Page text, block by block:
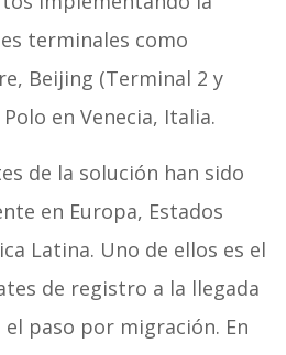
terminales como
Beijing (Terminal 2 y
en Venecia, Italia.
de la solución han sido
en Europa, Estados
Latina. Uno de ellos es el
de registro a la llegada
paso por migración. En